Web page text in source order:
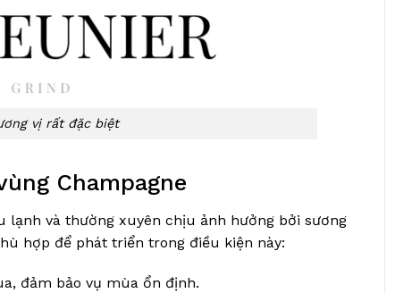
vị rất đặc biệt
Champagne
lạnh và thường xuyên chịu ảnh hưởng bởi sương
hợp để phát triển trong điều kiện này:
đảm bảo vụ mùa ổn định.